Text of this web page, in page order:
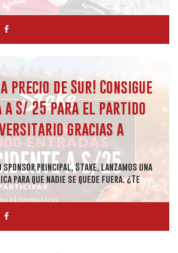
precio de Sur! Consigue
S/ 25 para el partido
gracias a
sponsor principal, Stake, lanzamos una
para que nadie se quede fuera. ¿Te